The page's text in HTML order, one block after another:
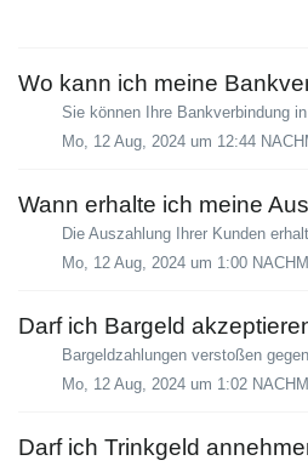
Wo kann ich meine
Mo, 12 Aug, 2024 um 12:44
Wann erhalte ich meine
Mo, 12 Aug, 2024 um 1:00
Darf ich Bargeld
Mo, 12 Aug, 2024 um 1:02
Darf ich Trinkgeld